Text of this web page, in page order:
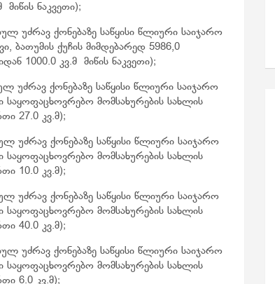
ნაკვეთი);
უძრავ ქონებაზე საწყისი წლიური საიჯარო
ბათუმის ქუჩის მიმდებარედ 5986,0
1000.0 კვ.მ მიწის ნაკვეთი);
უძრავ ქონებაზე საწყისი წლიური საიჯარო
საყოფაცხოვრებო მომსახურების სახლის
27.0 კვ.მ);
უძრავ ქონებაზე საწყისი წლიური საიჯარო
საყოფაცხოვრებო მომსახურების სახლის
10.0 კვ.მ);
უძრავ ქონებაზე საწყისი წლიური საიჯარო
საყოფაცხოვრებო მომსახურების სახლის
40.0 კვ.მ);
უძრავ ქონებაზე საწყისი წლიური საიჯარო
საყოფაცხოვრებო მომსახურების სახლის
6.0 კვ.მ);